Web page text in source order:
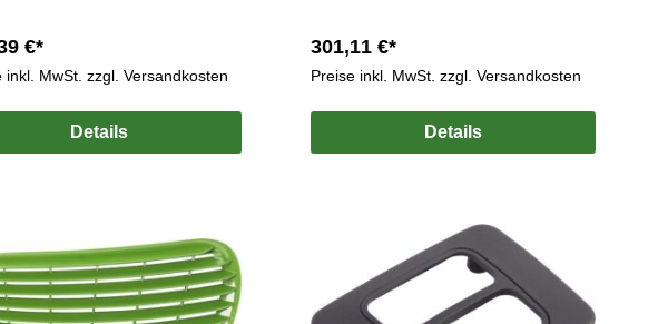
€*
inkl. MwSt. zzgl. Versandkosten
Details
301,11 €*
Preise inkl. MwSt. zzgl. Versandkosten
Details